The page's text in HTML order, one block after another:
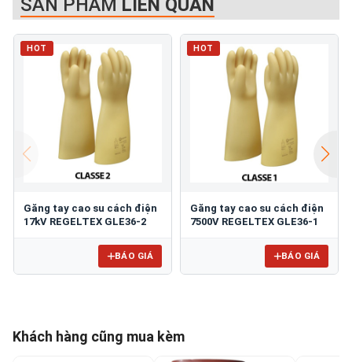
SẢN PHẨM LIÊN QUAN
HOT
Găng tay cao su cách điện
17kV REGELTEX GLE36-2
BÁO GIÁ
HOT
Găng tay cao su cách điện
7500V REGELTEX GLE36-1
BÁO GIÁ
Khách hàng cũng mua kèm